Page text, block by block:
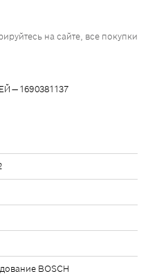
— 1690381137
BOSCH
на сайте, все покупки